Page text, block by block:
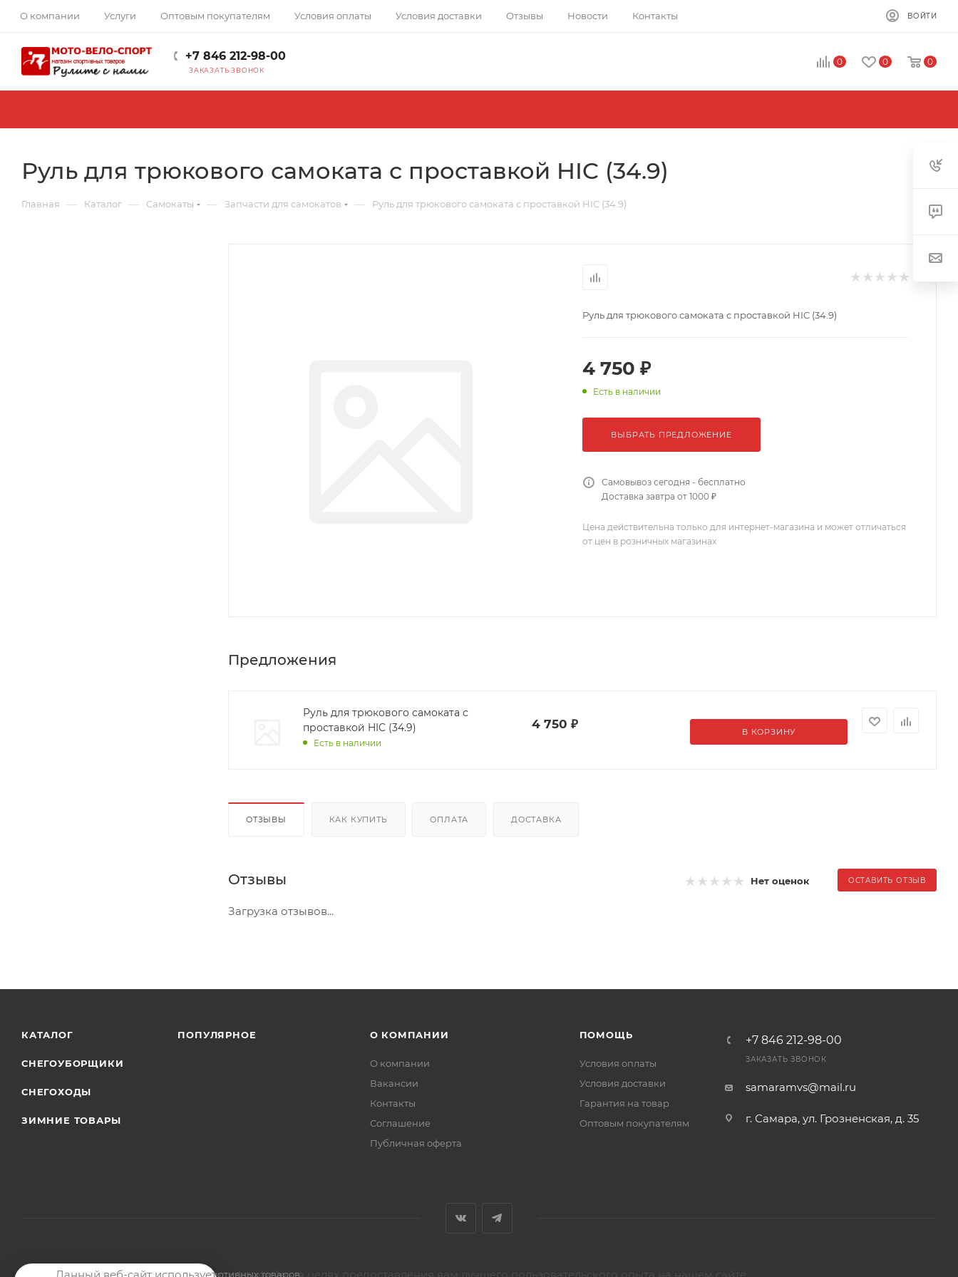
О компании Услуги Оптовым покупателям Условия оплаты Условия доставки Отзывы Новости Контакты ВОЙТИ
+7 846 212-98-00
ЗАКАЗАТЬ ЗВОНОК
0 0 0
Руль для трюкового самоката с проставкой HIC (34.9)
Главная — Каталог — Самокаты — Запчасти для самокатов — Руль для трюкового самоката с проставкой HIC (34.9)
Руль для трюкового самоката с проставкой HIC (34.9)
4 750 ₽
Есть в наличии
ВЫБРАТЬ ПРЕДЛОЖЕНИЕ
Самовывоз сегодня - бесплатно
Доставка завтра от 1000 ₽
Цена действительна только для интернет-магазина и может отличаться
от цен в розничных магазинах
Предложения
Руль для трюкового самоката с
проставкой HIC (34.9)
Есть в наличии
4 750 ₽
В КОРЗИНУ
ОТЗЫВЫ КАК КУПИТЬ ОПЛАТА ДОСТАВКА
Отзывы Нет оценок ОСТАВИТЬ ОТЗЫВ
Загрузка отзывов...
КАТАЛОГ
СНЕГОУБОРЩИКИ
СНЕГОХОДЫ
ЗИМНИЕ ТОВАРЫ
ПОПУЛЯРНОЕ О КОМПАНИИ
О компании
Вакансии
Контакты
Соглашение
Публичная оферта
ПОМОЩЬ
Условия оплаты
Условия доставки
Гарантия на товар
Оптовым покупателям
+7 846 212-98-00
ЗАКАЗАТЬ ЗВОНОК
samaramvs@mail.ru
г. Самара, ул. Грозненская, д. 35
2026 © Магазин мото-велотехники и спортивных товаров